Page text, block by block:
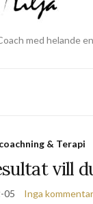
med helande
& Terapi
vill
05 Inga